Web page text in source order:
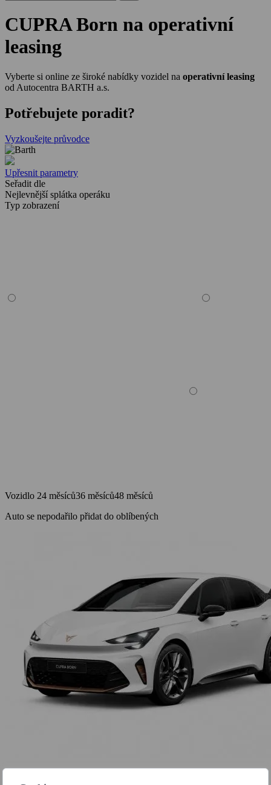
CUPRA Born na operativní
leasing
Vyberte si online ze široké nabídky vozidel na operativní leasing
od Autocentra BARTH a.s.
Potřebujete poradit?
Vyzkoušejte průvodce
Upřesnit parametry
Seřadit dle
Nejlevnější splátka operáku
Typ zobrazení
Vozidlo 24 měsíců36 měsíců48 měsíců
Auto se nepodařilo přidat do oblíbených